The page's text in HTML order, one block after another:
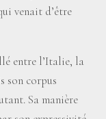
venait d’être
entre l’Italie, la
son corpus
Sa manière